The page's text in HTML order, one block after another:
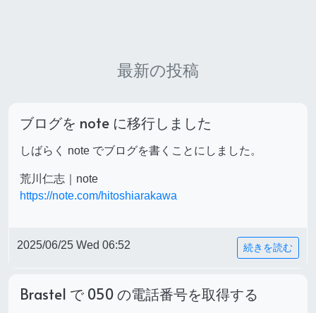
最新の投稿
ブログを note に移行しました
しばらく note でブログを書くことにしました。
荒川仁志｜note
https://note.com/hitoshiarakawa
2025/06/25 Wed 06:52 続きを読む
Brastel で 050 の電話番号を取得する